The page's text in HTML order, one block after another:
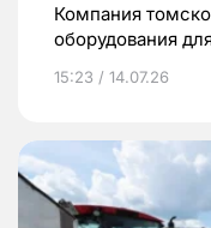
Компания
оборудования
15:23 / 14.07.26